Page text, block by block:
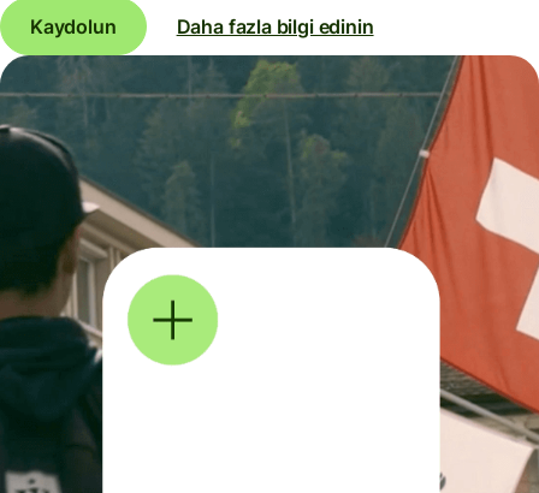
Kaydolun Daha fazla bilgi edinin